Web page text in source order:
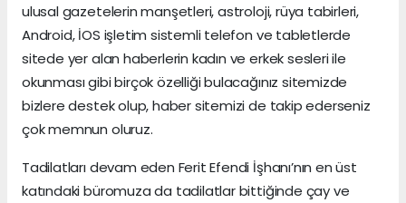
ulusal gazetelerin manşetleri, astroloji, rüya tabirleri,
Android, İOS işletim sistemli telefon ve tabletlerde
sitede yer alan haberlerin kadın ve erkek sesleri ile
okunması gibi birçok özelliği bulacağınız sitemizde
bizlere destek olup, haber sitemizi de takip ederseniz
çok memnun oluruz.
Tadilatları devam eden Ferit Efendi İşhanı’nın en üst
katındaki büromuza da tadilatlar bittiğinde çay ve